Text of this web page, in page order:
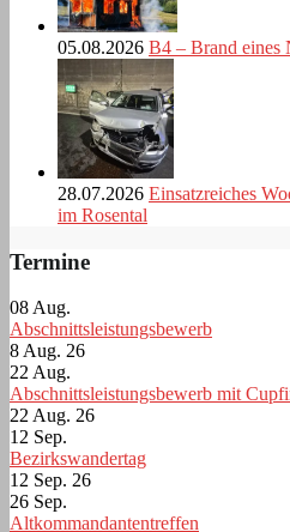
05.08.2026 B4 – Brand eines
28.07.2026 Einsatzreiches
im Rosental
Termine
08 Aug.
Abschnittsleistungsbewerb
8 Aug. 26
22 Aug.
Abschnittsleistungsbewerb mit
22 Aug. 26
12 Sep.
Bezirkswandertag
12 Sep. 26
26 Sep.
Altkommandantentreffen